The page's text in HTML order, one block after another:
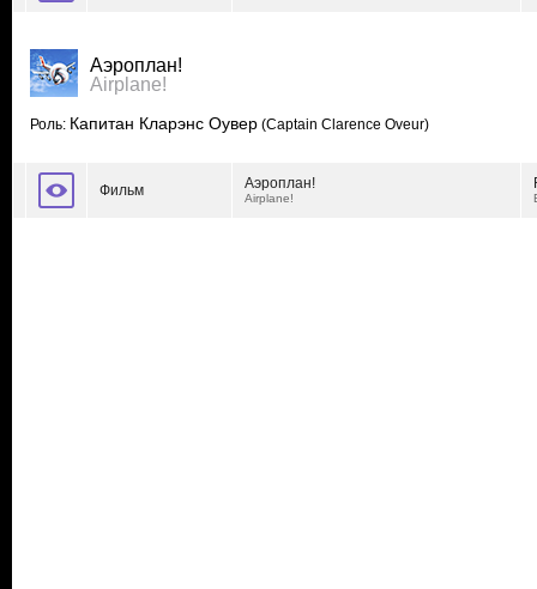
Аэроплан!
Airplane!
Роль: Капитан Кларэнс Оувер (Captain Clarence Oveur)
Фильм Аэроплан!
Airplane!